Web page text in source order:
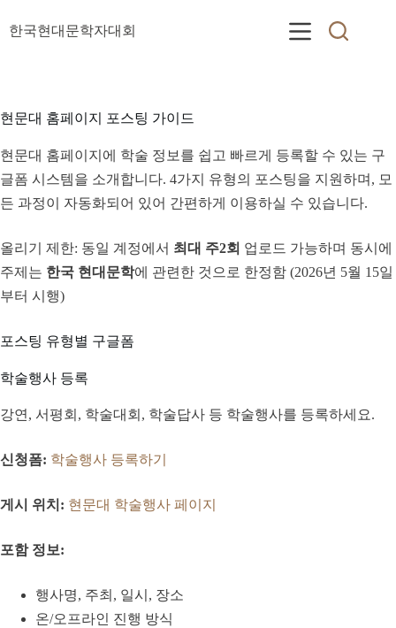
문
뛰
한국현대문학자대회
현문대 홈페이지 포스팅 가이드
현문대 홈페이지에 학술 정보를 쉽고 빠르게 등록할 수 있는 구
글폼 시스템을 소개합니다. 4가지 유형의 포스팅을 지원하며, 모
든 과정이 자동화되어 있어 간편하게 이용하실 수 있습니다.
올리기 제한: 동일 계정에서 최대 주2회 업로드 가능하며 동시에
주제는 한국 현대문학에 관련한 것으로 한정함 (2026년 5월 15일
부터 시행)
포스팅 유형별 구글폼
학술행사 등록
강연, 서평회, 학술대회, 학술답사 등 학술행사를 등록하세요.
신청폼: 학술행사 등록하기
게시 위치: 현문대 학술행사 페이지
포함 정보:
행사명, 주최, 일시, 장소
온/오프라인 진행 방식